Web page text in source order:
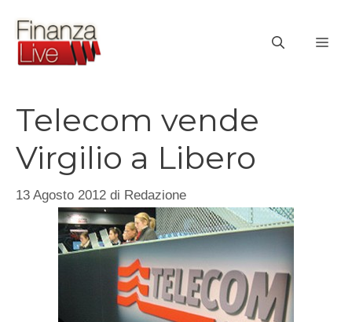
contenuto
Telecom vende
Virgilio a Libero
13 Agosto 2012 di Redazione